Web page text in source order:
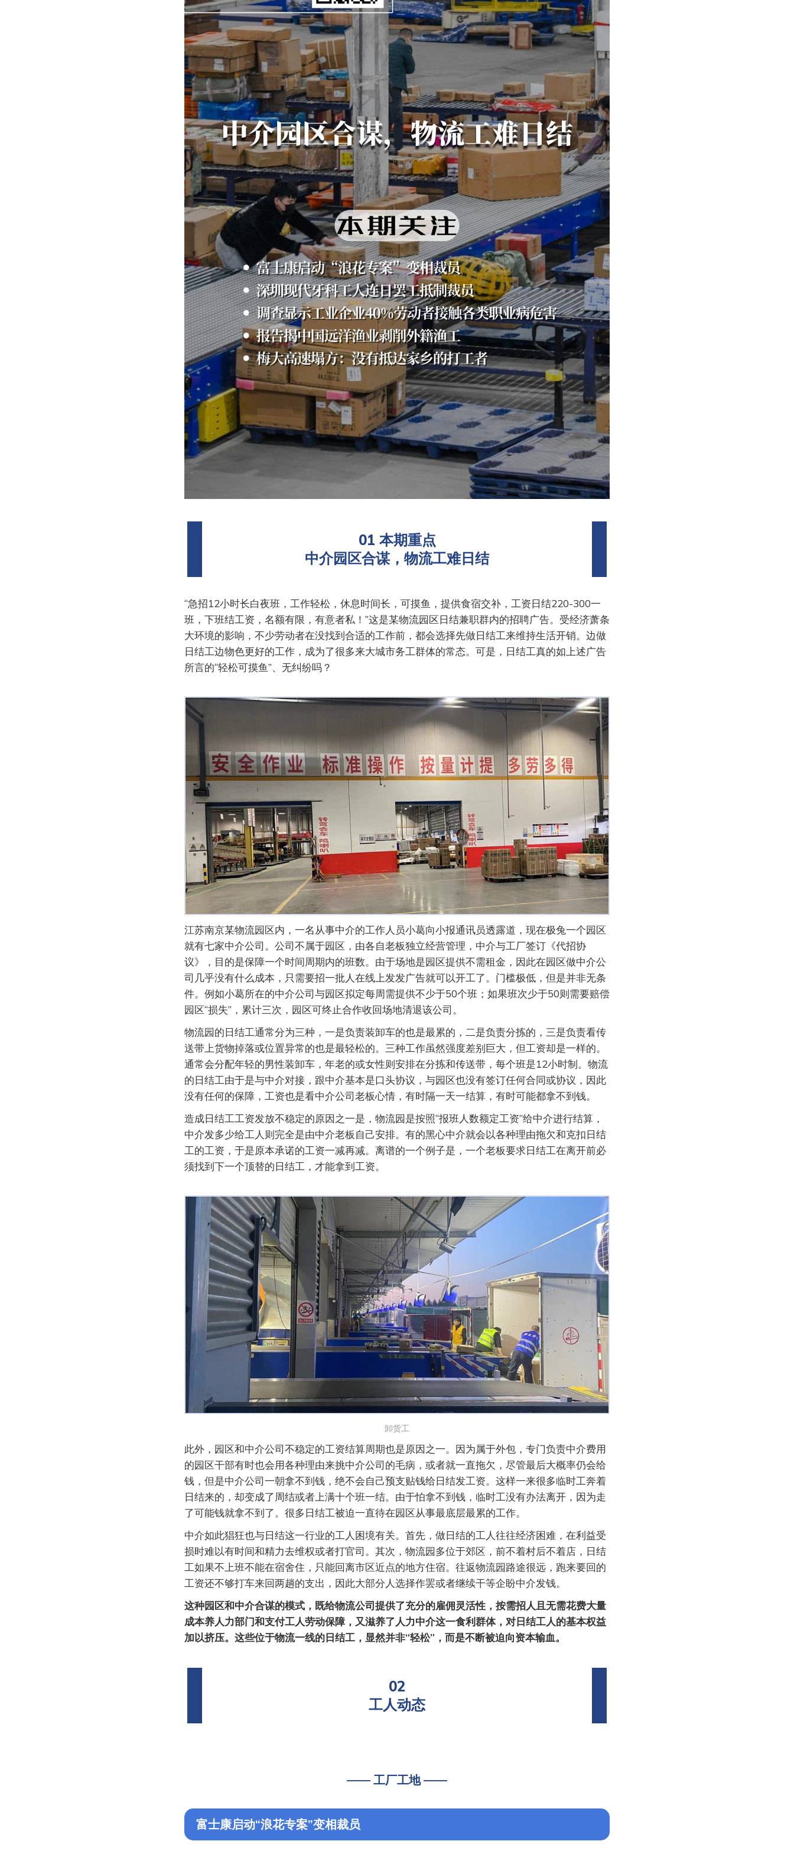
01 本期重点
中介园区合谋，物流工难日结
“急招12小时长白夜班，工作轻松，休息时间长，可摸鱼，提供食宿交补，工资日结220-300一
班，下班结工资，名额有限，有意者私！”这是某物流园区日结兼职群内的招聘广告。受经济萧条
大环境的影响，不少劳动者在没找到合适的工作前，都会选择先做日结工来维持生活开销。边做
日结工边物色更好的工作，成为了很多来大城市务工群体的常态。可是，日结工真的如上述广告
所言的“轻松可摸鱼”、无纠纷吗？
江苏南京某物流园区内，一名从事中介的工作人员小葛向小报通讯员透露道，现在极兔一个园区
就有七家中介公司。公司不属于园区，由各自老板独立经营管理，中介与工厂签订《代招协
议》，目的是保障一个时间周期内的班数。由于场地是园区提供不需租金，因此在园区做中介公
司几乎没有什么成本，只需要招一批人在线上发发广告就可以开工了。门槛极低，但是并非无条
件。例如小葛所在的中介公司与园区拟定每周需提供不少于50个班；如果班次少于50则需要赔偿
园区“损失”，累计三次，园区可终止合作收回场地清退该公司。
物流园的日结工通常分为三种，一是负责装卸车的也是最累的，二是负责分拣的，三是负责看传
送带上货物掉落或位置异常的也是最轻松的。三种工作虽然强度差别巨大，但工资却是一样的。
通常会分配年轻的男性装卸车，年老的或女性则安排在分拣和传送带，每个班是12小时制。物流
的日结工由于是与中介对接，跟中介基本是口头协议，与园区也没有签订任何合同或协议，因此
没有任何的保障，工资也是看中介公司老板心情，有时隔一天一结算，有时可能都拿不到钱。
造成日结工工资发放不稳定的原因之一是，物流园是按照“报班人数额定工资”给中介进行结算，
中介发多少给工人则完全是由中介老板自己安排。有的黑心中介就会以各种理由拖欠和克扣日结
工的工资，于是原本承诺的工资一减再减。离谱的一个例子是，一个老板要求日结工在离开前必
须找到下一个顶替的日结工，才能拿到工资。
卸货工
此外，园区和中介公司不稳定的工资结算周期也是原因之一。因为属于外包，专门负责中介费用
的园区干部有时也会用各种理由来挑中介公司的毛病，或者就一直拖欠，尽管最后大概率仍会给
钱，但是中介公司一朝拿不到钱，绝不会自己预支贴钱给日结发工资。这样一来很多临时工奔着
日结来的，却变成了周结或者上满十个班一结。由于怕拿不到钱，临时工没有办法离开，因为走
了可能钱就拿不到了。很多日结工被迫一直待在园区从事最底层最累的工作。
中介如此猖狂也与日结这一行业的工人困境有关。首先，做日结的工人往往经济困难，在利益受
损时难以有时间和精力去维权或者打官司。其次，物流园多位于郊区，前不着村后不着店，日结
工如果不上班不能在宿舍住，只能回离市区近点的地方住宿。往返物流园路途很远，跑来要回的
工资还不够打车来回两趟的支出，因此大部分人选择作罢或者继续干等企盼中介发钱。
这种园区和中介合谋的模式，既给物流公司提供了充分的雇佣灵活性，按需招人且无需花费大量
成本养人力部门和支付工人劳动保障，又滋养了人力中介这一食利群体，对日结工人的基本权益
加以挤压。这些位于物流一线的日结工，显然并非“轻松”，而是不断被迫向资本输血。
02
工人动态
—— 工厂工地 ——
富士康启动“浪花专案”变相裁员